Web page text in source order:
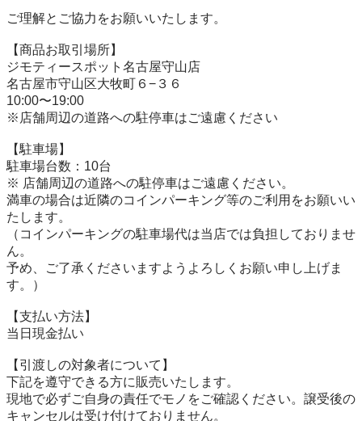
ご理解とご協力をお願いいたします。
【商品お取引場所】
ジモティースポット名古屋守山店
名古屋市守山区大牧町６−３６
10:00〜19:00
※店舗周辺の道路への駐停車はご遠慮ください
【駐⾞場】
駐車場台数：10台
※ 店舗周辺の道路への駐停車はご遠慮ください。
満車の場合は近隣のコインパーキング等のご利用をお願いい
たします。
（コインパーキングの駐車場代は当店では負担しておりませ
ん。
予め、ご了承くださいますようよろしくお願い申し上げま
す。）
【⽀払い⽅法】
当日現金払い
【引渡しの対象者について】
下記を遵守できる⽅に販売いたします。
現地で必ずご⾃⾝の責任でモノをご確認ください。譲受後の
キャンセルは受け付けておりません。